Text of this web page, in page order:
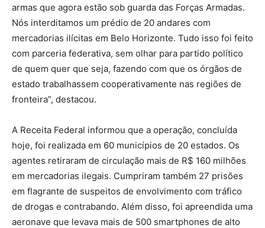
armas que agora estão sob guarda das Forças Armadas.
Nós interditamos um prédio de 20 andares com
mercadorias ilícitas em Belo Horizonte. Tudo isso foi feito
com parceria federativa, sem olhar para partido político
de quem quer que seja, fazendo com que os órgãos de
estado trabalhassem cooperativamente nas regiões de
fronteira”, destacou.
A Receita Federal informou que a operação, concluída
hoje, foi realizada em 60 municípios de 20 estados. Os
agentes retiraram de circulação mais de R$ 160 milhões
em mercadorias ilegais. Cumpriram também 27 prisões
em flagrante de suspeitos de envolvimento com tráfico
de drogas e contrabando. Além disso, foi apreendida uma
aeronave que levava mais de 500 smartphones de alto